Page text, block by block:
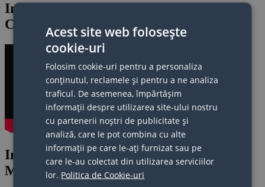
Interviu Elev - Locul 1 - Finala Young
Car Mechanic 2025
Interviu Profesor Finala Young Car
Mechanic 2025
Acest site web folosește
cookie-uri
Folosim cookie-uri pentru a personaliza
conținutul, reclamele și pentru a ne analiza
traficul. De asemenea, împărtășim
informații despre utilizarea site-ului nostru
cu partenerii noștri de publicitate și
analiză, care le pot combina cu alte
informații pe care le-ați furnizat sau pe
care le-au colectat din utilizarea serviciilor
lor. Politica de Cookie-uri